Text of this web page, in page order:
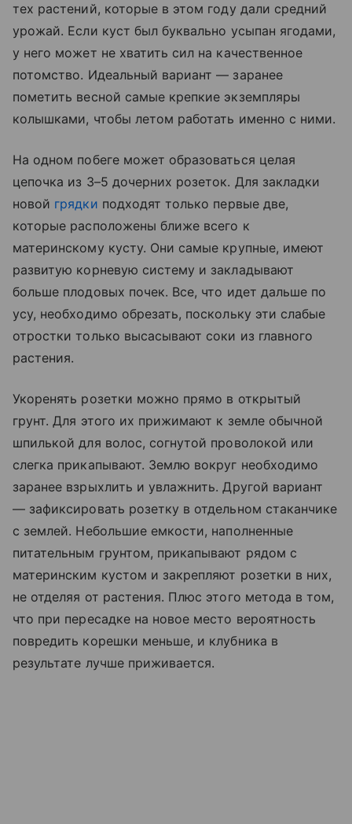
тех растений, которые в этом году дали средний
урожай. Если куст был буквально усыпан ягодами,
у него может не хватить сил на качественное
потомство. Идеальный вариант — заранее
пометить весной самые крепкие экземпляры
колышками, чтобы летом работать именно с ними.
На одном побеге может образоваться целая
цепочка из 3–5 дочерних розеток. Для закладки
новой грядки подходят только первые две,
которые расположены ближе всего к
материнскому кусту. Они самые крупные, имеют
развитую корневую систему и закладывают
больше плодовых почек. Все, что идет дальше по
усу, необходимо обрезать, поскольку эти слабые
отростки только высасывают соки из главного
растения.
Укоренять розетки можно прямо в открытый
грунт. Для этого их прижимают к земле обычной
шпилькой для волос, согнутой проволокой или
слегка прикапывают. Землю вокруг необходимо
заранее взрыхлить и увлажнить. Другой вариант
— зафиксировать розетку в отдельном стаканчике
с землей. Небольшие емкости, наполненные
питательным грунтом, прикапывают рядом с
материнским кустом и закрепляют розетки в них,
не отделяя от растения. Плюс этого метода в том,
что при пересадке на новое место вероятность
повредить корешки меньше, и клубника в
результате лучше приживается.